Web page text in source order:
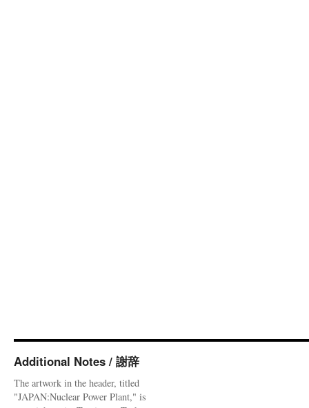
Additional Notes / 謝辞
The artwork in the header, titled
"JAPAN:Nuclear Power Plant," is